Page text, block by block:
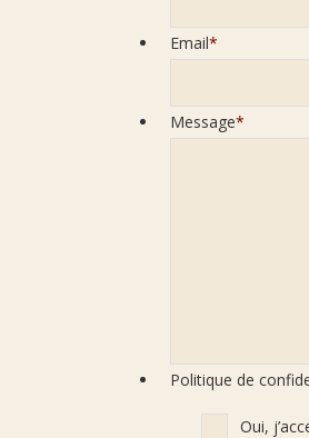
Email*
Message*
Politique de
Oui,